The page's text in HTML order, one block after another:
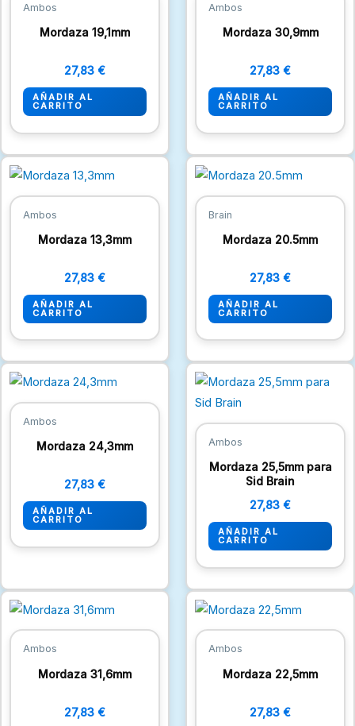
Ambos
Mordaza 19,1mm
27,83 €
AÑADIR AL
CARRITO
Ambos
Mordaza 30,9mm
27,83 €
AÑADIR AL
CARRITO
Ambos
Mordaza 13,3mm
27,83 €
AÑADIR AL
CARRITO
Brain
Mordaza 20.5mm
27,83 €
AÑADIR AL
CARRITO
Ambos
Mordaza 24,3mm
27,83 €
AÑADIR AL
CARRITO
Ambos
Mordaza 25,5mm para
Sid Brain
27,83 €
AÑADIR AL
CARRITO
Ambos
Mordaza 31,6mm
27,83 €
Ambos
Mordaza 22,5mm
27,83 €